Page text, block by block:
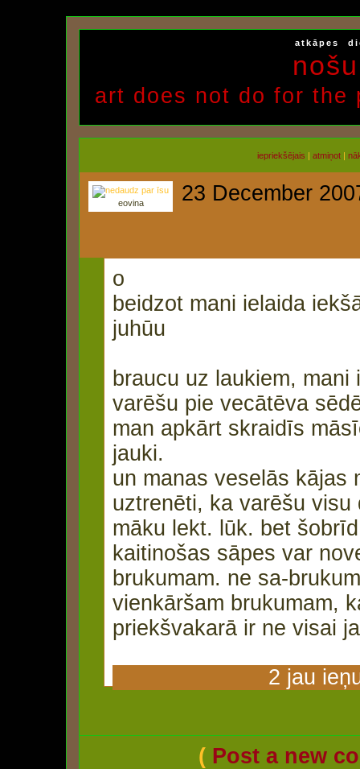
atkāpes
art does not do for the
iepriekšējais | atmiņot |
eovina 23 December
o
beidzot mani ielaida
juhūu
braucu uz laukiem,
varēšu pie vecātēva
man apkārt skraidīs
jauki.
un manas veselās kājas
uztrenēti, ka varēšu
māku lekt. lūk. bet
kaitinošas sāpes var
brukumam. ne sa-
vienkāršam brukumam,
priekšvakarā ir ne visai
2 jau
( Post a new